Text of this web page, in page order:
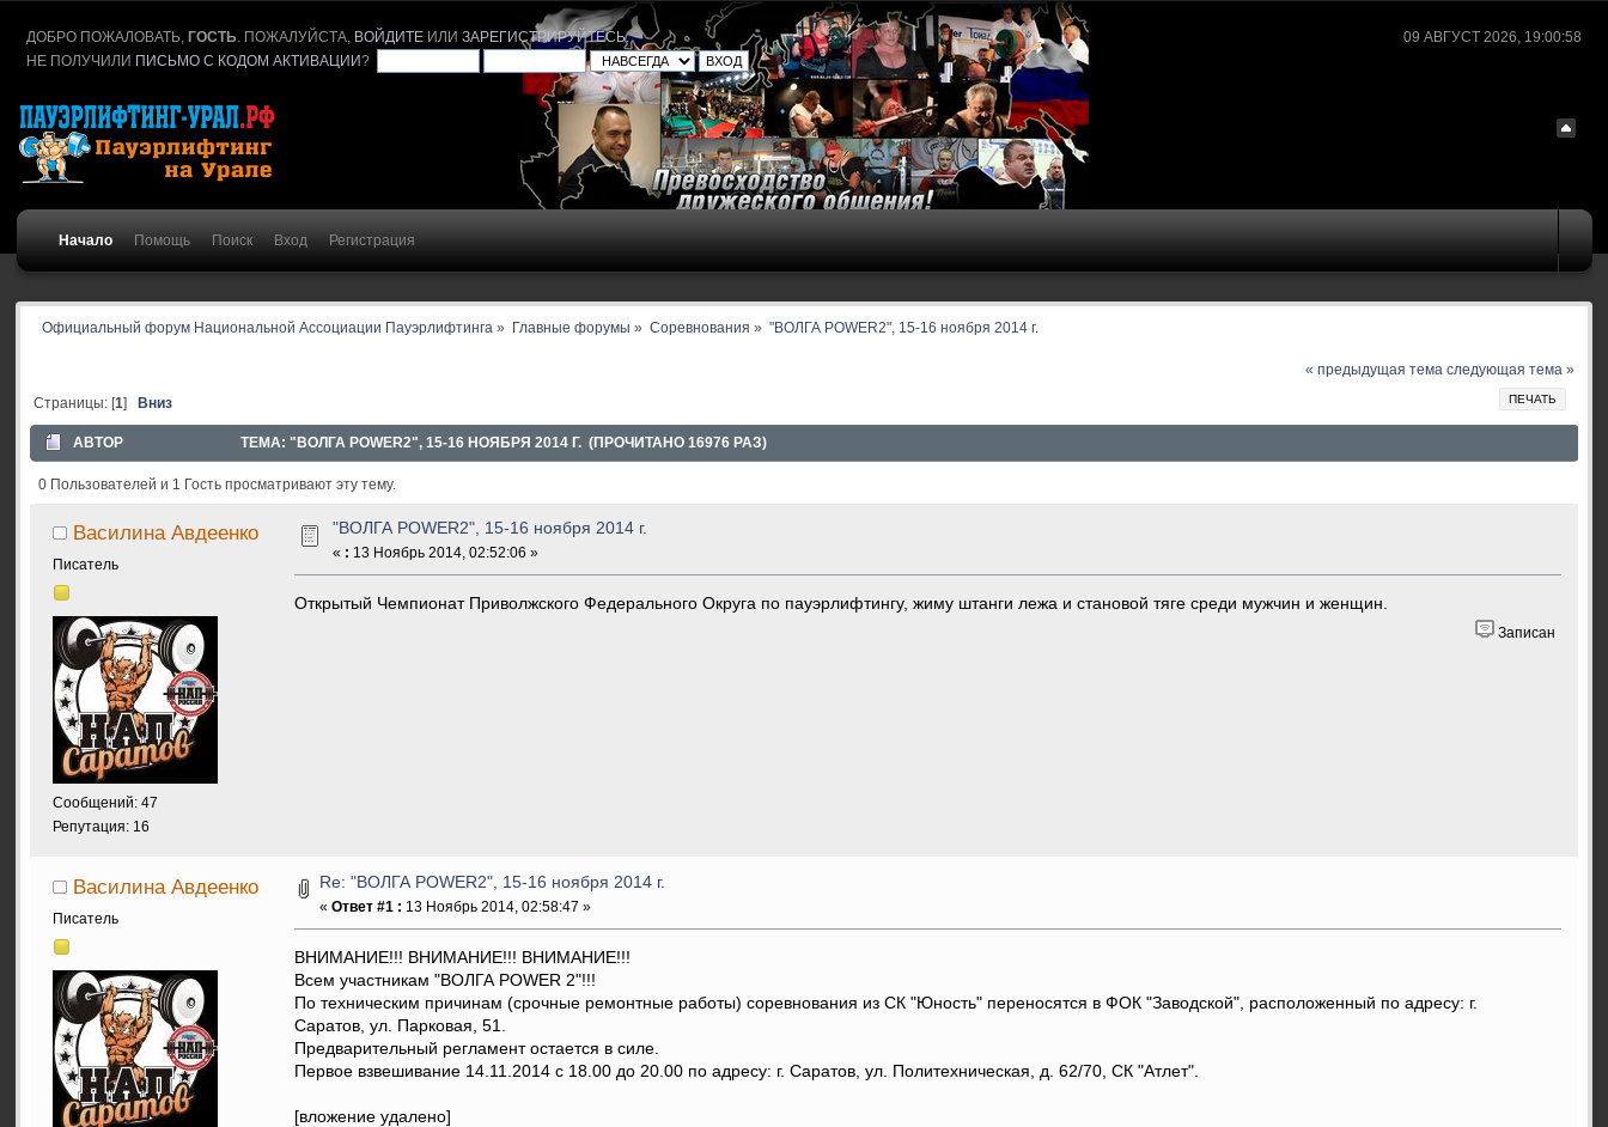
09 АВГУСТ 2026, 19:00:58
ДОБРО ПОЖАЛОВАТЬ, ГОСТЬ. ПОЖАЛУЙСТА, ВОЙДИТЕИЛИ ЗАРЕГИСТРИРУЙТЕСЬ.
НЕ ПОЛУЧИЛИ ПИСЬМО С КОДОМ АКТИВАЦИИ?
Начало Помощь Поиск Вход Регистрация
Официальный форум Национальной Ассоциации Пауэрлифтинга » Главные форумы » Соревнования » "ВОЛГА POWER2", 15-16 ноября 2014 г.
« предыдущая тема следующая тема »
ПЕЧАТЬ
Страницы: [1] Вниз
АВТОР ТЕМА: "ВОЛГА POWER2", 15-16 НОЯБРЯ 2014 Г. (ПРОЧИТАНО 16976 РАЗ)
0 Пользователей и 1 Гость просматривают эту тему.
Василина Авдеенко
Писатель
Сообщений: 47
Репутация: 16
"ВОЛГА POWER2", 15-16 ноября 2014 г.
« : 13 Ноябрь 2014, 02:52:06 »
Открытый Чемпионат Приволжского Федерального Округа по пауэрлифтингу, жиму штанги лежа и становой тяге среди мужчин и женщин.
Записан
Василина Авдеенко
Писатель
Re: "ВОЛГА POWER2", 15-16 ноября 2014 г.
«Ответ #1 : 13 Ноябрь 2014, 02:58:47 »
ВНИМАНИЕ!!! ВНИМАНИЕ!!! ВНИМАНИЕ!!!
Всем участникам "ВОЛГА POWER 2"!!!
По техническим причинам (срочные ремонтные работы) соревнования из СК "Юность" переносятся в ФОК "Заводской", расположенный по адресу: г.
Саратов, ул. Парковая, 51.
Предварительный регламент остается в силе.
Первое взвешивание 14.11.2014 с 18.00 до 20.00 по адресу: г. Саратов, ул. Политехническая, д. 62/70, СК "Атлет".
[вложение удалено]